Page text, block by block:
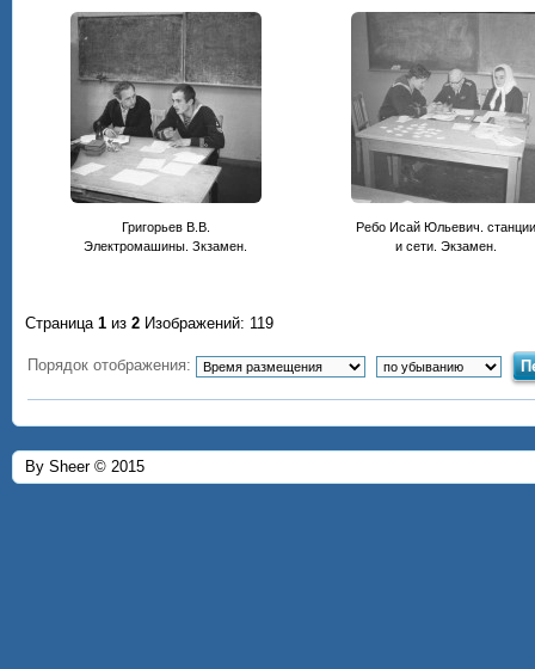
Григорьев В.В.
Электромашины. Зкзамен.
Ребо Исай Юльевич. станции
и сети. Экзамен.
Страница 1 из 2 Изображений: 119
Порядок отображения:
By Sheer © 2015